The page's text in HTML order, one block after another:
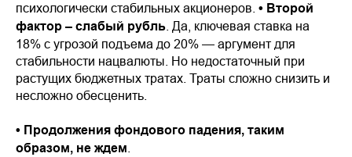
психологически стабильных акционеров. • Второй
фактор – слабый рубль . Да, ключевая ставка на
18% с угрозой подъема до 20% — аргумент для
стабильности нацвалюты. Но недостаточный при
растущих бюджетных тратах. Траты сложно снизить и
несложно обесценить.
• Продолжения фондового падения, таким
образом, не ждем